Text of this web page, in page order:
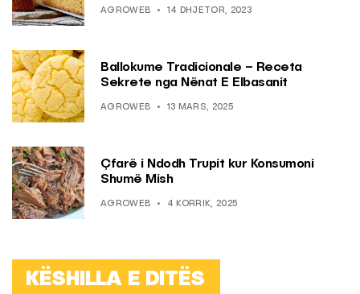
AGROWEB 14 DHJETOR, 2023
Ballokume Tradicionale – Receta
Sekrete nga Nënat E Elbasanit
AGROWEB 13 MARS, 2025
Çfarë i Ndodh Trupit kur Konsumoni
Shumë Mish
AGROWEB 4 KORRIK, 2025
KËSHILLA E DITËS